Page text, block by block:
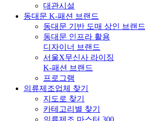
대관시설
동대문 K-패션 브랜드
동대문 기반 도매 상인 브랜드
동대문 인프라 활용
디자이너 브랜드
서울X무신사 라이징
K-패션 브랜드
프로그램
의류제조업체 찾기
지도로 찾기
카테고리별 찾기
의류제조 마스터 300